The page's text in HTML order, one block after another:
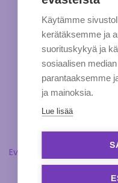
Evästeasetukset
Käytämme
kerätäksemme ja
suorituskykyä ja
sosiaalisen
parantaaksemme
ja mainoksia.
Lue lisää